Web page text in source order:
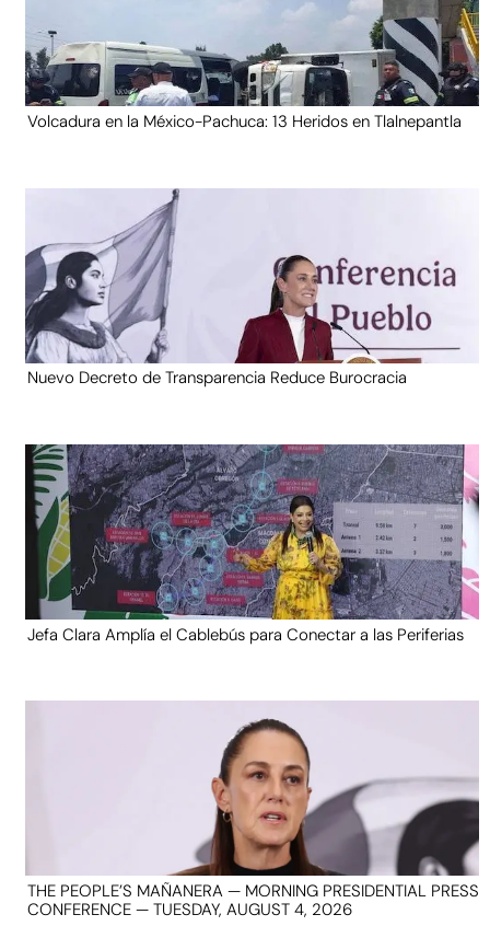
Volcadura en la México-Pachuca: 13 Heridos en Tlalnepantla
Nuevo Decreto de Transparencia Reduce Burocracia
Jefa Clara Amplía el Cablebús para Conectar a las Periferias
THE PEOPLE’S MAÑANERA — MORNING PRESIDENTIAL PRESS
CONFERENCE — TUESDAY, AUGUST 4, 2026